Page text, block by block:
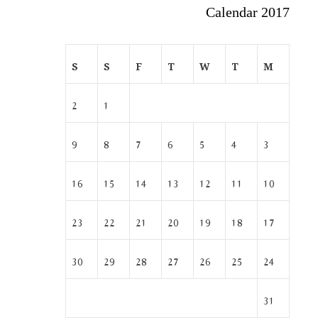
Calendar 2017
M
T
W
T
F
S
S
1
2
3
4
5
6
7
8
9
10
11
12
13
14
15
16
17
18
19
20
21
22
23
24
25
26
27
28
29
30
31